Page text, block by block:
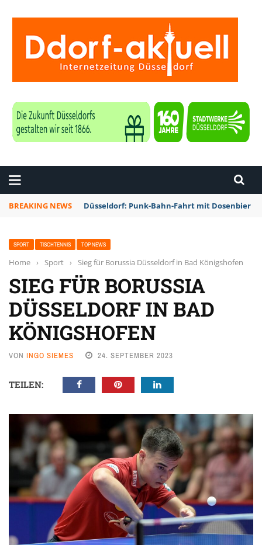
BREAKING NEWS Düsseldorf: Punk-Bahn-Fahrt mit Dosenbier
SPORT TISCHTENNIS TOP NEWS
Home › Sport › Sieg für Borussia Düsseldorf in Bad Königshofen
SIEG FÜR BORUSSIA
DÜSSELDORF IN BAD
KÖNIGSHOFEN
VON INGO SIEMES 24. SEPTEMBER 2023
TEILEN: